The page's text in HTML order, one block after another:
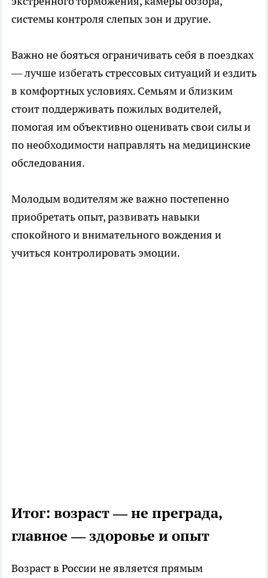
системы контроля слепых зон и другие.
Важно не бояться ограничивать себя в поездках
— лучше избегать стрессовых ситуаций и ездить
в комфортных условиях. Семьям и близким
стоит поддерживать пожилых водителей,
помогая им объективно оценивать свои силы и
по необходимости направлять на медицинские
обследования.
Молодым водителям же важно постепенно
приобретать опыт, развивать навыки
спокойного и внимательного вождения и
учиться контролировать эмоции.
Итог: возраст — не преграда,
главное — здоровье и опыт
Возраст в России не является прямым